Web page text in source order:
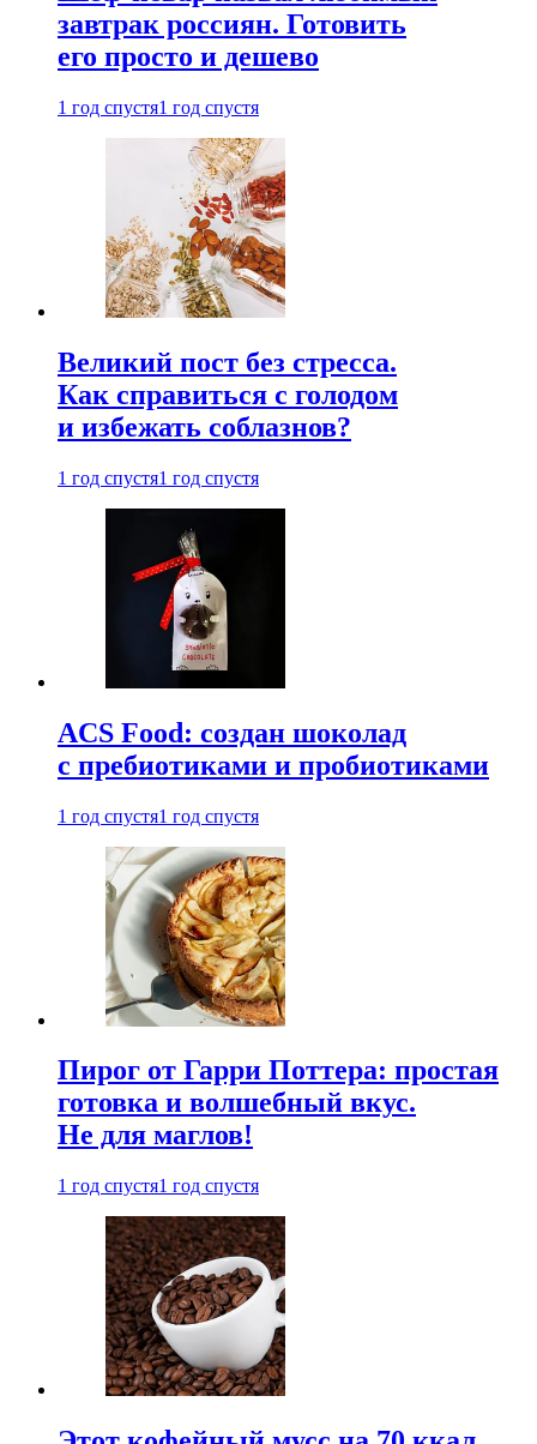
завтрак россиян. Готовить
его просто и дешево
1 год спустя1 год спустя
Великий пост без стресса.
Как справиться с голодом
и избежать соблазнов?
1 год спустя1 год спустя
ACS Food: создан шоколад
с пребиотиками и пробиотиками
1 год спустя1 год спустя
Пирог от Гарри Поттера: простая
готовка и волшебный вкус.
Не для маглов!
1 год спустя1 год спустя